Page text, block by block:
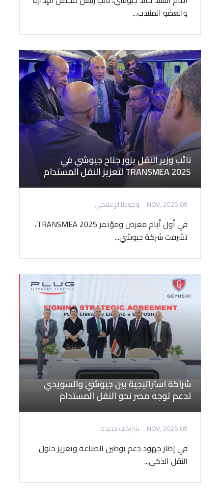
والعضو المنتدب...
نائب وزير النقل يزور جناح جيوشي في
TRANSMEA 2025 لتعزيز النقل المستدام
09 NOV, 2025 وجودنا الإعلامي
في أول أيام معرض ومؤتمر TRANSMEA 2025،
تشرفت شركة جيوشي...
شراكة استراتيجية بين جيوشي والسويدي
لدعم توجه مصر نحو النقل المستدام
09 NOV, 2025 شراكات جديدة
في إطار جهود دعم توطين الصناعة وتعزيز حلول
النقل الذكي...